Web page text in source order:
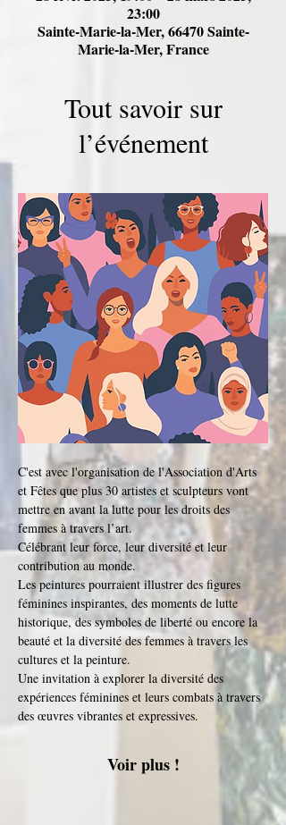
23:00
Sainte-Marie-la-Mer, 66470 Sainte-
Marie-la-Mer, France
Tout savoir sur
l’événement
C'est avec l'organisation de l'Association d'Arts
et Fêtes que plus 30 artistes et sculpteurs vont
mettre en avant la lutte pour les droits des
femmes à travers l’art.
Célébrant leur force, leur diversité et leur
contribution au monde.
Les peintures pourraient illustrer des figures
féminines inspirantes, des moments de lutte
historique, des symboles de liberté ou encore la
beauté et la diversité des femmes à travers les
cultures et la peinture.
Une invitation à explorer la diversité des
expériences féminines et leurs combats à travers
des œuvres vibrantes et expressives.
Voir plus !